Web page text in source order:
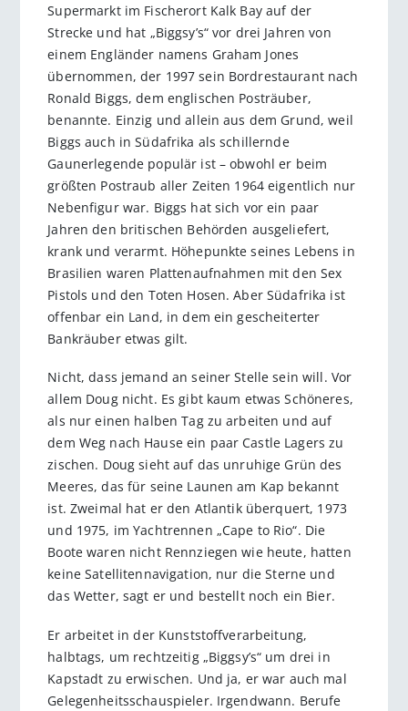
Supermarkt im Fischerort Kalk Bay auf der
Strecke und hat „Biggsy’s“ vor drei Jahren von
einem Engländer namens Graham Jones
übernommen, der 1997 sein Bordrestaurant nach
Ronald Biggs, dem englischen Posträuber,
benannte. Einzig und allein aus dem Grund, weil
Biggs auch in Südafrika als schillernde
Gaunerlegende populär ist – obwohl er beim
größten Postraub aller Zeiten 1964 eigentlich nur
Nebenfigur war. Biggs hat sich vor ein paar
Jahren den britischen Behörden ausgeliefert,
krank und verarmt. Höhepunkte seines Lebens in
Brasilien waren Plattenaufnahmen mit den Sex
Pistols und den Toten Hosen. Aber Südafrika ist
offenbar ein Land, in dem ein gescheiterter
Bankräuber etwas gilt.
Nicht, dass jemand an seiner Stelle sein will. Vor
allem Doug nicht. Es gibt kaum etwas Schöneres,
als nur einen halben Tag zu arbeiten und auf
dem Weg nach Hause ein paar Castle Lagers zu
zischen. Doug sieht auf das unruhige Grün des
Meeres, das für seine Launen am Kap bekannt
ist. Zweimal hat er den Atlantik überquert, 1973
und 1975, im Yachtrennen „Cape to Rio“. Die
Boote waren nicht Rennziegen wie heute, hatten
keine Satellitennavigation, nur die Sterne und
das Wetter, sagt er und bestellt noch ein Bier.
Er arbeitet in der Kunststoffverarbeitung,
halbtags, um rechtzeitig „Biggsy’s“ um drei in
Kapstadt zu erwischen. Und ja, er war auch mal
Gelegenheitsschauspieler. Irgendwann. Berufe